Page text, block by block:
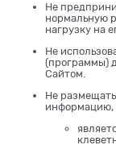
Не
нормальную
нагрузку на
Не
(программы)
Сайтом.
Не
информацию,